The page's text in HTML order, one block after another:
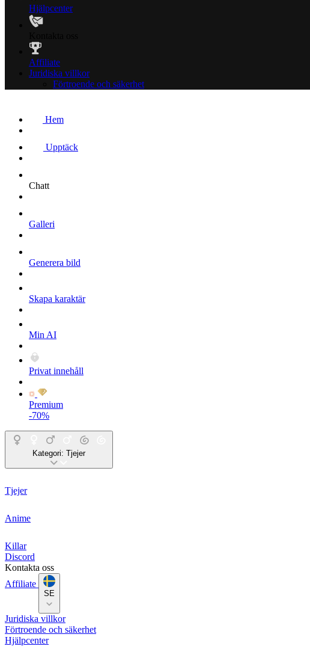
Hjälpcenter
Affiliate
Juridiska villkor
Förtroende och säkerhet
Hem
Upptäck
Chatt
Galleri
Generera bild
Skapa karaktär
Min AI
Privat innehåll
Premium
-70%
Kategori: Tjejer
Tjejer
Anime
Killar
Discord
Kontakta oss
Affiliate
SE
Juridiska villkor
Förtroende och säkerhet
Hjälpcenter